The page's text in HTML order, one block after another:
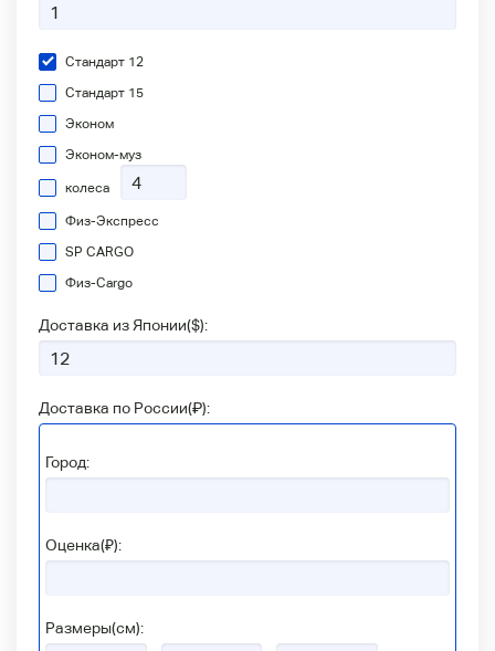
Стандарт 12
Стандарт 15
Эконом
Эконом-муз
колеса
Физ-Экспресс
SP CARGO
Физ-Сargo
Доставка из Японии($):
Доставка по России(₽):
Город:
Оценка(₽):
Размеры(см):